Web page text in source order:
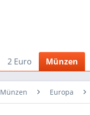
2 Euro Münzen
Münzen Europa